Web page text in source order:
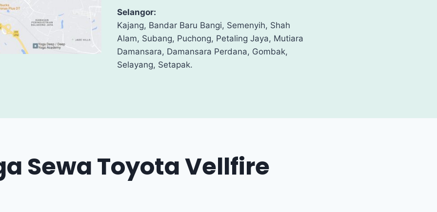
Selangor:
Kajang, Bandar Baru Bangi, Semenyih, Shah
Alam, Subang, Puchong, Petaling Jaya, Mutiara
Damansara, Damansara Perdana, Gombak,
Selayang, Setapak.
Sewa Toyota Vellfire